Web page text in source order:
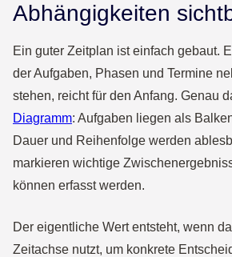
Abhängigkeiten
Ein guter Zeitplan ist einfach gebaut.
der Aufgaben, Phasen und Termine
stehen, reicht für den Anfang. Genau
Diagramm: Aufgaben liegen als
Dauer und Reihenfolge werden
markieren wichtige
können erfasst werden.
Der eigentliche Wert entsteht, wenn
Zeitachse nutzt, um konkrete